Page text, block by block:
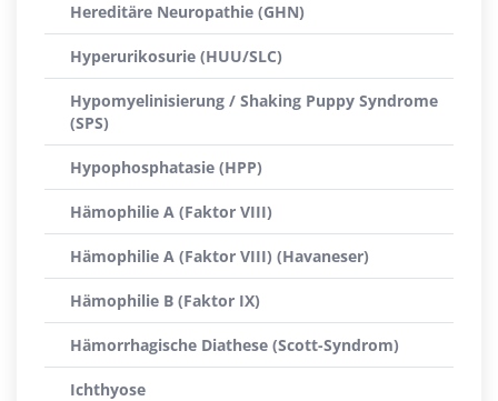
Hereditäre Neuropathie (GHN)
Hyperurikosurie (HUU/SLC)
Hypomyelinisierung / Shaking Puppy Syndrome
(SPS)
Hypophosphatasie (HPP)
Hämophilie A (Faktor VIII)
Hämophilie A (Faktor VIII) (Havaneser)
Hämophilie B (Faktor IX)
Hämorrhagische Diathese (Scott-Syndrom)
Ichthyose